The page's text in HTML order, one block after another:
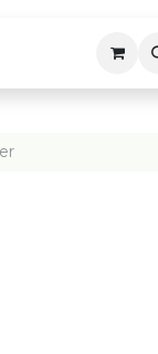
Blog